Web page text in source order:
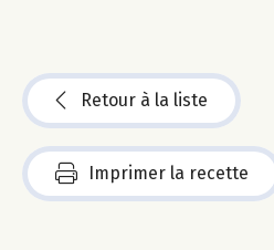
Retour à la liste
Imprimer la recette